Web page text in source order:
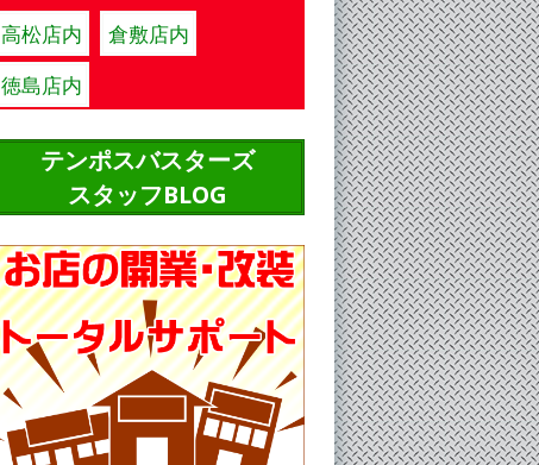
高松店内
倉敷店内
徳島店内
テンポスバスターズ
スタッフBLOG